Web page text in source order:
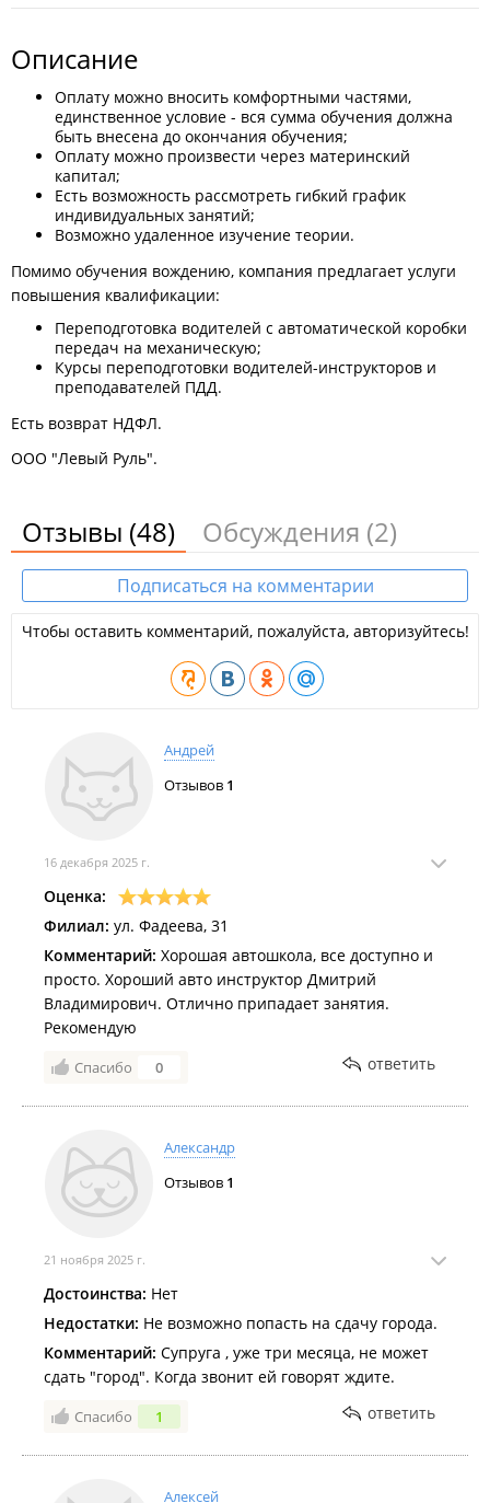
Описание
Оплату можно вносить комфортными частями,
единственное условие - вся сумма обучения должна
быть внесена до окончания обучения;
Оплату можно произвести через материнский
капитал;
Есть возможность рассмотреть гибкий график
индивидуальных занятий;
Возможно удаленное изучение теории.
Помимо обучения вождению, компания предлагает услуги
повышения квалификации:
Переподготовка водителей с автоматической коробки
передач на механическую;
Курсы переподготовки водителей-инструкторов и
преподавателей ПДД.
Есть возврат НДФЛ.
ООО "Левый Руль".
Отзывы (48) Обсуждения (2)
Подписаться на комментарии
Чтобы оставить комментарий, пожалуйста, авторизуйтесь!
Андрей
Отзывов 1
16 декабря 2025 г.
Оценка:
Филиал: ул. Фадеева, 31
Комментарий: Хорошая автошкола, все доступно и
просто. Хороший авто инструктор Дмитрий
Владимирович. Отлично припадает занятия.
Рекомендую
Спасибо 0 ответить
Александр
Отзывов 1
21 ноября 2025 г.
Достоинства: Нет
Недостатки: Не возможно попасть на сдачу города.
Комментарий: Супруга , уже три месяца, не может
сдать "город". Когда звонит ей говорят ждите.
Спасибо 1 ответить
Алексей